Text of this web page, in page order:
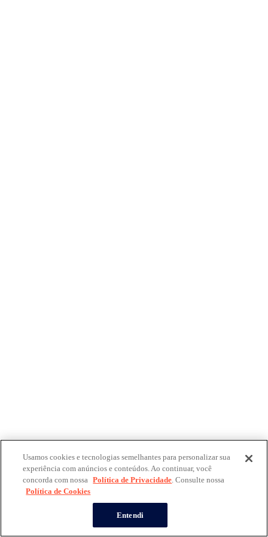
Usamos cookies e tecnologias semelhantes para personalizar sua
experiência com anúncios e conteúdos. Ao continuar, você
concorda com nossa Política de Privacidade. Consulte nossa
Política de Cookies
Entendi